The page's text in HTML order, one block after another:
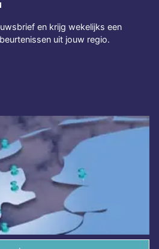
en krijg wekelijks een
uit jouw regio.